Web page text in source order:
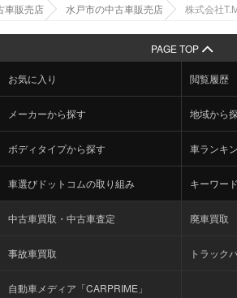
車販売店 水戸市の中古車販売店 株式会社
PAGE TOP
お気に入り 閲覧履歴
メーカーから探す 地域から
ボディタイプから探す 車ランキ
車選びドットコムの取り組み キーワー
中古車買取・中古車査定 廃車買取
事故車買取 トラック
自動車メディア「CARPRIME」